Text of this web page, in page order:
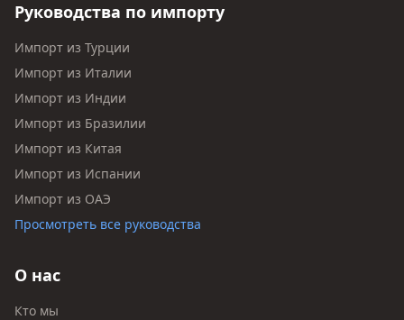
Руководства по импорту
Импорт из Турции
Импорт из Италии
Импорт из Индии
Импорт из Бразилии
Импорт из Китая
Импорт из Испании
Импорт из ОАЭ
Просмотреть все руководства
О нас
Кто мы